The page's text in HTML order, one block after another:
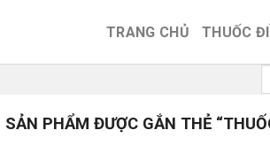
TRANG CHỦ THUỐC
SẢN PHẨM ĐƯỢC GẮN THẺ